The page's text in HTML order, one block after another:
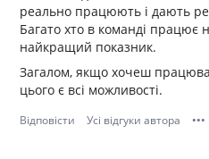
реально працюють і дають
Багато хто в команді працює
найкращий показник.
Загалом, якщо хочеш
цього є всі можливості.
Відповісти Усі відгуки автора •••